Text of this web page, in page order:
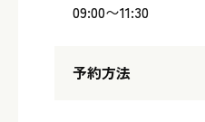
09:00〜11:30
予約方法